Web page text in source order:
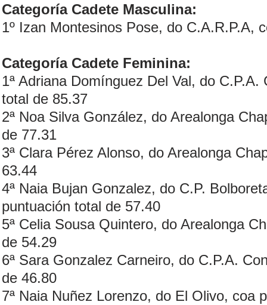
Categoría Cadete Masculina:
1º Izan Montesinos Pose, do C.A.R.P.A,
Categoría Cadete Feminina:
1ª Adriana Domínguez Del Val, do
total de 85.37
2ª Noa Silva González, do Arealonga
de 77.31
3ª Clara Pérez Alonso, do Arealonga
63.44
4ª Naia Bujan Gonzalez, do C.P.
puntuación total de 57.40
5ª Celia Sousa Quintero, do Arealonga
de 54.29
6ª Sara Gonzalez Carneiro, do C.P.A.
de 46.80
7ª Naia Nuñez Lorenzo, do El Olivo, coa